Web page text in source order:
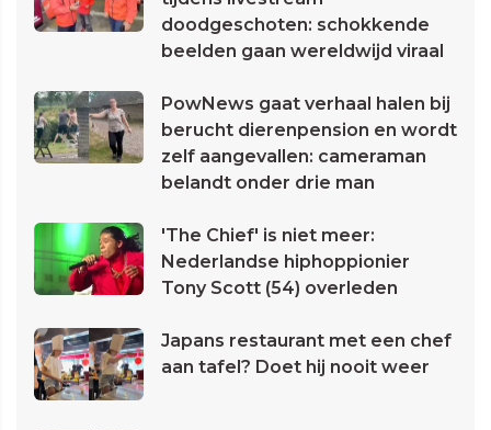
doodgeschoten: schokkende
beelden gaan wereldwijd viraal
PowNews gaat verhaal halen bij
berucht dierenpension en wordt
zelf aangevallen: cameraman
belandt onder drie man
'The Chief' is niet meer:
Nederlandse hiphoppionier
Tony Scott (54) overleden
Japans restaurant met een chef
aan tafel? Doet hij nooit weer